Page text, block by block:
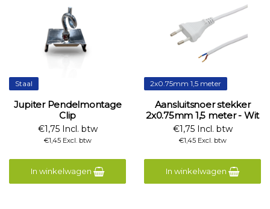
Staal
Jupiter Pendelmontage
Clip
€1,75 Incl. btw
€1,45 Excl. btw
In winkelwagen
2x0.75mm 1,5 meter
Aansluitsnoer stekker
2x0.75mm 1,5 meter - Wit
€1,75 Incl. btw
€1,45 Excl. btw
In winkelwagen